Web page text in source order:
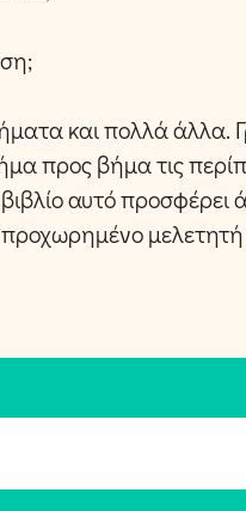
και πολλά άλλα.
προς βήμα τις
αυτό